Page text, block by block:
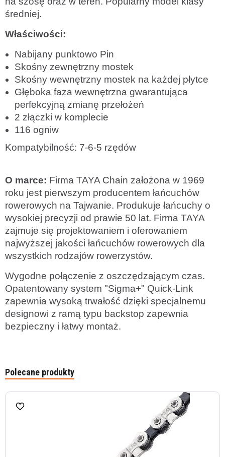
średniej.
Właściwości:
Nabijany punktowo Pin
Skośny zewnętrzny mostek
Skośny wewnętrzny mostek na każdej płytce
Głęboka faza wewnętrzna gwarantująca
perfekcyjną zmianę przełożeń
2 złączki w komplecie
116 ogniw
Kompatybilność: 7-6-5 rzędów
O marce: Firma TAYA Chain założona w 1969
roku jest pierwszym producentem łańcuchów
rowerowych na Tajwanie. Produkuje łańcuchy o
wysokiej precyzji od prawie 50 lat. Firma TAYA
zajmuje się projektowaniem i oferowaniem
najwyższej jakości łańcuchów rowerowych dla
wszystkich rodzajów rowerzystów.
Wygodne połączenie z oszczędzającym czas.
Opatentowany system "Sigma+" Quick-Link
zapewnia wysoką trwałość dzięki specjalnemu
designowi z ramą typu backstop zapewnia
bezpieczny i łatwy montaż.
Polecane produkty